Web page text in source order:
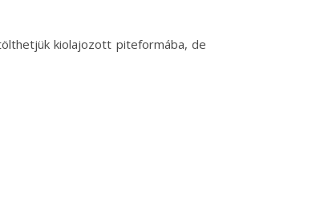
kiolajozott piteformába, de